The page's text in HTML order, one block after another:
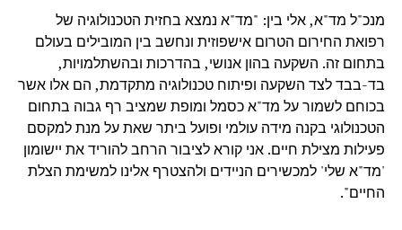
מנכ"ל מד"א, אלי בין: "מד"א נמצא בחזית הטכנולוגיה של
רפואת החירום הטרום אישפוזית ונחשב בין המובילים בעולם
בתחום זה. השקעה בהון אנושי, בהדרכות ובהשתלמויות,
בד-בבד לצד השקעה ופיתוח טכנולוגיה מתקדמת, הם אלו אשר
בכוחם לשמור על מד"א כסמל ומופת שמציב רף גבוה בתחום
הטכנולוגי בקנה מידה עולמי ופועל ביתר שאת על מנת למקסם
פעילות מצילת חיים. אני קורא לציבור הרחב להוריד את יישומון
'מד"א שלי' למכשירים הניידים ולהצטרף אלינו למשימת הצלת
החיים".